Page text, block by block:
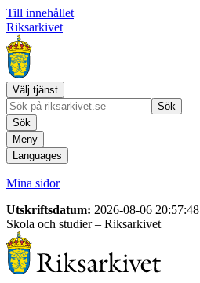
Till innehållet
Riksarkivet
Välj tjänst
Sök
Sök
Meny
Languages
Mina sidor
Utskriftsdatum: 2026-08-06 20:57:48
Skola och studier– Riksarkivet